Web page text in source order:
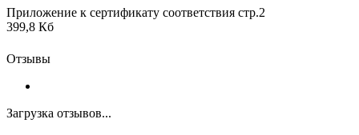
Приложение к сертификату соответствия стр.2
399,8 Кб
Отзывы
Загрузка отзывов...